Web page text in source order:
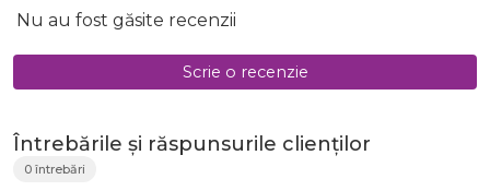
Nu au fost găsite recenzii
Scrie o recenzie
Întrebările și răspunsurile clienților
0 întrebări